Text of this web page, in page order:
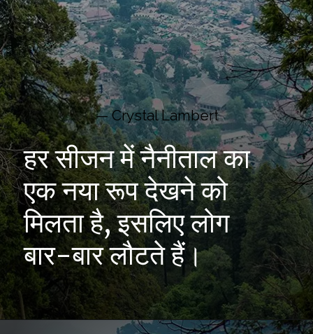
हर सीजन में नैनीताल का
एक नया रूप देखने को
मिलता है, इसलिए लोग
बार-बार लौटते हैं।
— Crystal Lambert